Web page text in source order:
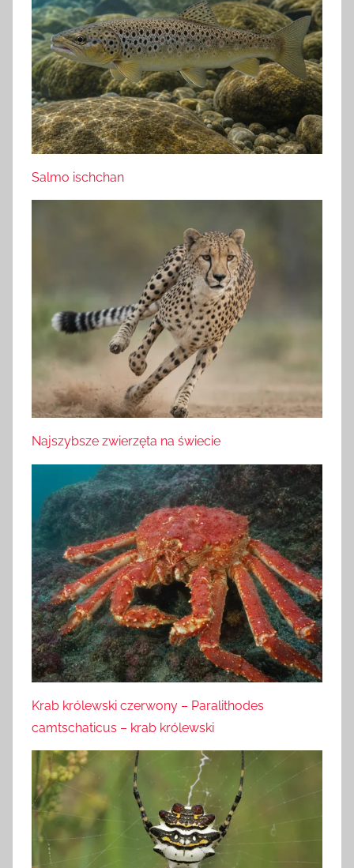
Salmo ischchan
Najszybsze zwierzęta na świecie
Krab królewski czerwony – Paralithodes
camtschaticus – krab królewski